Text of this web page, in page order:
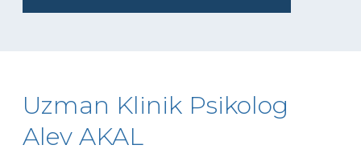
Uzman Klinik Psikolog
Alev AKAL